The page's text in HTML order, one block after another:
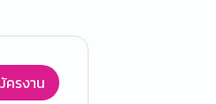
ครงาน